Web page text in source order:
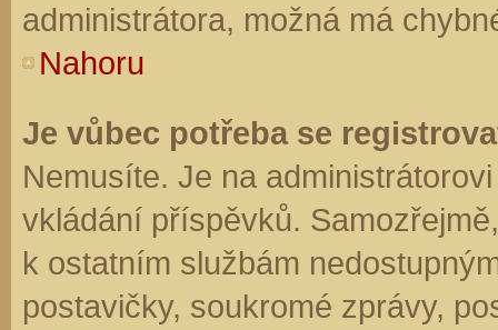
administrátora, možná má
Nahoru
Je vůbec potřeba se
Nemusíte. Je na
vkládání příspěvků.
k ostatním službám
postavičky, soukromé zprávy,